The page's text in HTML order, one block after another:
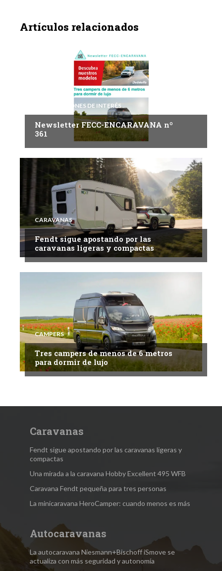
Artículos relacionados
INFORMACIONES DE INTERÉS
Newsletter FECC-ENCARAVANA nº
361
CARAVANAS
Fendt sigue apostando por las
caravanas ligeras y compactas
CAMPERS
Tres campers de menos de 6 metros
para dormir de lujo
Caravanas
Fendt sigue apostando por las caravanas ligeras y
compactas
Una mirada a la caravana Hobby Excellent 495 WFB
Caravana Fendt pequeña para tres personas
La minicaravana HeroCamper: cuando menos es más
Autocaravanas
La autocaravana Niesmann+Bischoff iSmove se
actualiza con más seguridad y autonomía